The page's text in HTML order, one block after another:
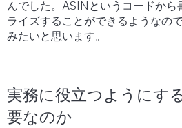
んでした。ASIN というコードか
ライズすることができるようなの
みたいと思います。
実務に役立つようにす
要なのか